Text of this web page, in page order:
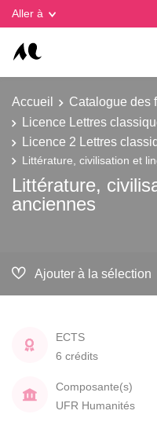
Aller à
Accueil Catalogue des
Licence Lettres
Licence 2 Lettres
Littérature, civilisation et
Littérature,
anciennes
Ajouter à la sélection
ECTS
6 crédits
Composante(s)
UFR Humanités
Gestion des cookies